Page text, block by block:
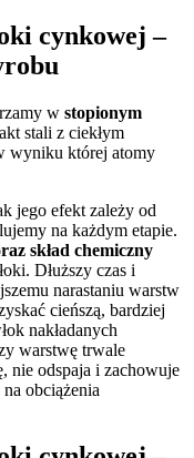
cynkowej –
w stopionym
stali z ciekłym
wyniku której atomy
jego efekt zależy od
na każdym etapie.
skład chemiczny
Dłuższy czas i
narastaniu warstw
cieńszą, bardziej
nakładanych
warstwę trwale
nie odspaja i zachowuje
obciążenia